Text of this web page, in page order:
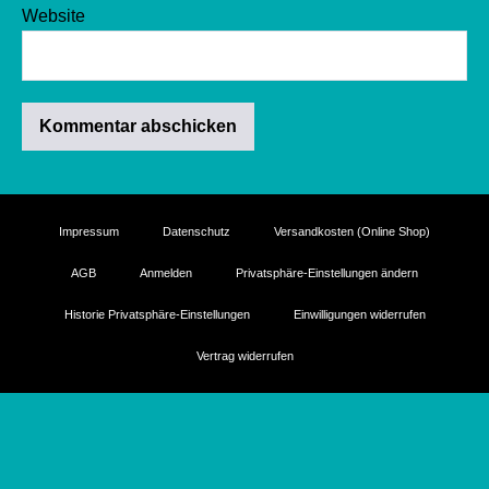
Website
Impressum Datenschutz Versandkosten (Online Shop)
AGB Anmelden Privatsphäre-Einstellungen ändern
Historie Privatsphäre-Einstellungen Einwilligungen widerrufen
Vertrag widerrufen